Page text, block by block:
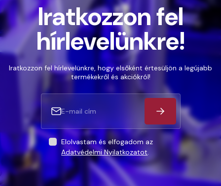
Iratkozzon fel
hírlevelünkre!
Iratkozzon fel hírlevelünkre, hogy elsőként értesüljön a legújabb
termékekről és akciókról!
Elolvastam és elfogadom az
Adatvédelmi Nyilatkozatot.